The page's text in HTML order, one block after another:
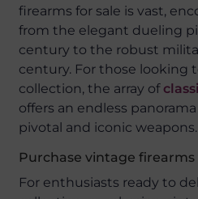
firearms for sale is vast,
from the elegant dueling
century to the robust
century. For those looking
collection, the array of
offers an endless
pivotal and iconic weapons.
Purchase vintage
For enthusiasts ready to